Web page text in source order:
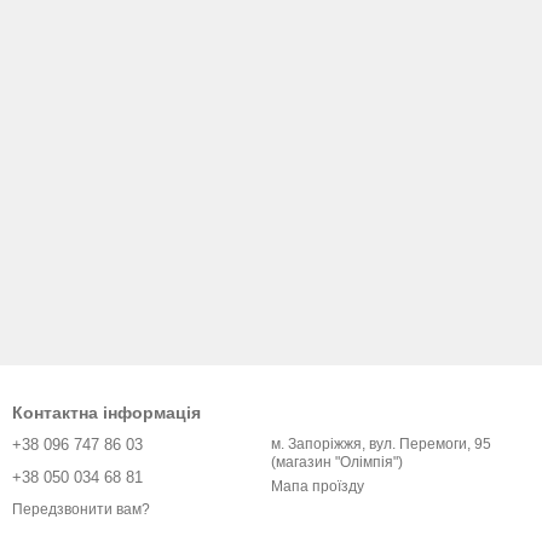
Контактна інформація
+38 096 747 86 03
+38 050 034 68 81
Передзвонити вам?
м. Запоріжжя, вул. Перемоги, 95
(магазин "Олімпія")
Мапа проїзду